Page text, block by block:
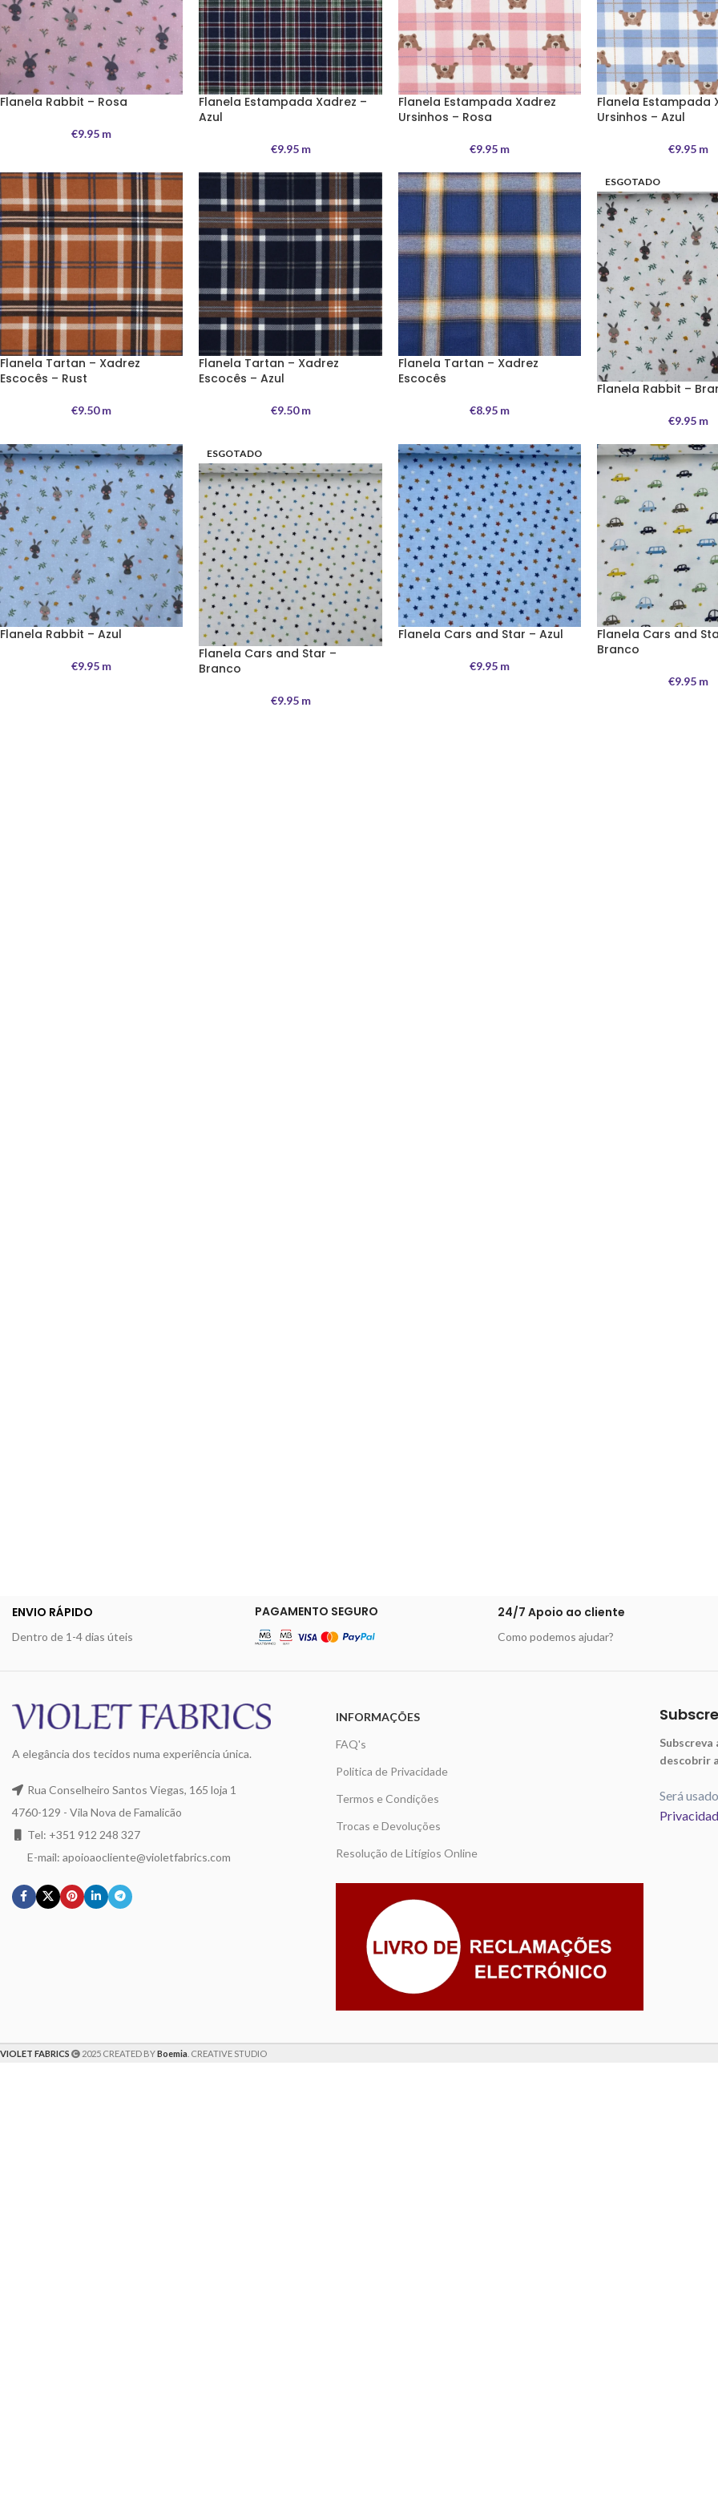
Flanela Rabbit – Rosa
€9.95 m
Flanela Estampada Xadrez –
Azul
€9.95m
Flanela Estampada Xadrez
Ursinhos – Rosa
€9.95m
Flanela Estampada
Ursinhos – Azul
€9.95 m
Flanela Tartan – Xadrez
Escocês – Rust
€9.50m
Flanela Tartan – Xadrez
Escocês – Azul
€9.50m
Flanela Tartan – Xadrez
Escocês
€8.95m
ESGOTADO
Flanela Rabbit –
€9.95 m
Flanela Rabbit – Azul
€9.95 m
ESGOTADO
Flanela Cars and Star –
Branco
€9.95m
Flanela Cars and Star – Azul
€9.95m
Flanela Cars and
Branco
€9.95 m
ENVIO RÁPIDO
Dentro de 1-4 dias úteis
PAGAMENTO SEGURO 24/7 Apoio ao cliente
Como podemos ajudar?
A elegância dos tecidos numa experiência única.
Rua Conselheiro Santos Viegas, 165 loja 1
4760-129 - Vila Nova de Famalicão
Tel: +351 912 248 327
E-mail: apoioaocliente@violetfabrics.com
INFORMAÇÕES
FAQ's
Politica de Privacidade
Termos e Condições
Trocas e Devoluções
Resolução de Litígios Online
descobrir
Será
VIOLET FABRICS 2025 CREATED BYBoemia . CREATIVE STUDIO